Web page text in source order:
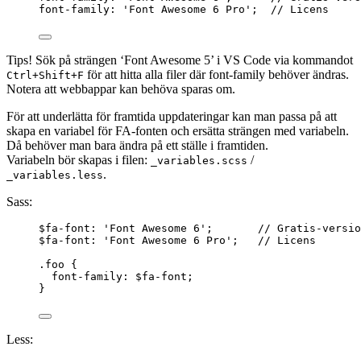
font-family: ' Font Awesome 6 Pro'; // Licens
Tips! Sök på strängen ‘Font Awesome 5’ i VS Code via kommandot
Ctrl+Shift+F för att hitta alla filer där font-family behöver ändras.
Notera att webbappar kan behöva sparas om.
För att underlätta för framtida uppdateringar kan man passa på att
skapa en variabel för FA-fonten och ersätta strängen med variabeln.
Då behöver man bara ändra på ett ställe i framtiden.
Variabeln bör skapas i filen:
_variables.scss /
_variables.less.
Sass:
$fa-font : ' Font Awesome 6 ' ; // Gratis-
$fa-font : ' Font Awesome 6 Pro ' ; // Licens
.foo {
font-family : $fa-font ;
}
Less: